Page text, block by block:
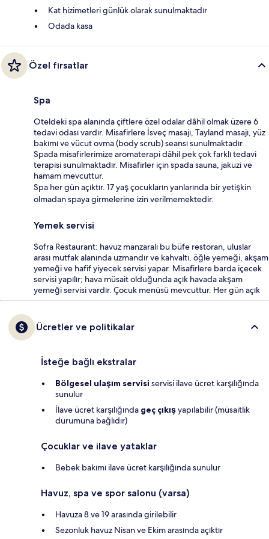
Kat hizimetleri günlük olarak sunulmaktadır
Odada kasa
Özel fırsatlar
Spa
Oteldeki spa alanında çiftlere özel odalar dâhil olmak üzere 6
tedavi odası vardır. Misafirlere İsveç masajı, Tayland masajı, yüz
bakımı ve vücut ovma (body scrub) seansı sunulmaktadır.
Spada misafirlerimize aromaterapi dâhil pek çok farklı tedavi
terapisi sunulmaktadır. Misafirler için spada sauna, jakuzi ve
hamam mevcuttur.
Spa her gün açıktır. 17 yaş çocukların yanlarında bir yetişkin
olmadan spaya girmelerine izin verilmemektedir.
Yemek servisi
Sofra Restaurant: havuz manzaralı bu büfe restoran, uluslar
arası mutfak alanında uzmandır ve kahvaltı, öğle yemeği, akşam
yemeği ve hafif yiyecek servisi yapar. Misafirlere barda içecek
servisi yapılır; hava müsait olduğunda açık havada akşam
yemeği servisi vardır. Çocuk menüsü mevcuttur. Her gün açık
Ücretler ve politikalar
İsteğe bağlı ekstralar
Bölgesel ulaşım servisi servisi ilave ücret karşılığında
sunulur
İlave ücret karşılığında geç çıkışyapılabilir (müsaitlik
durumuna bağlıdır)
Çocuklar ve ilave yataklar
Bebek bakımı ilave ücret karşılığında sunulur
Havuz, spa ve spor salonu (varsa)
Havuza 8 ve 19 arasında girilebilir
Sezonluk havuz Nisan ve Ekim arasında açıktır